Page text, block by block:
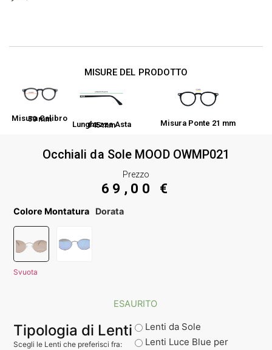
MISURE DEL PRODOTTO
Misura Calibro 50 mm
Lunghezza Asta 145 mm Misura Ponte 21 mm
Occhiali da Sole MOOD OWMP021
Prezzo
69,00 €
Colore Montatura Dorata
Svuota
ESAURITO
Tipologia di Lenti
Scegli le Lenti che preferisci fra:
Lenti da Sole
Lenti Luce Blue per